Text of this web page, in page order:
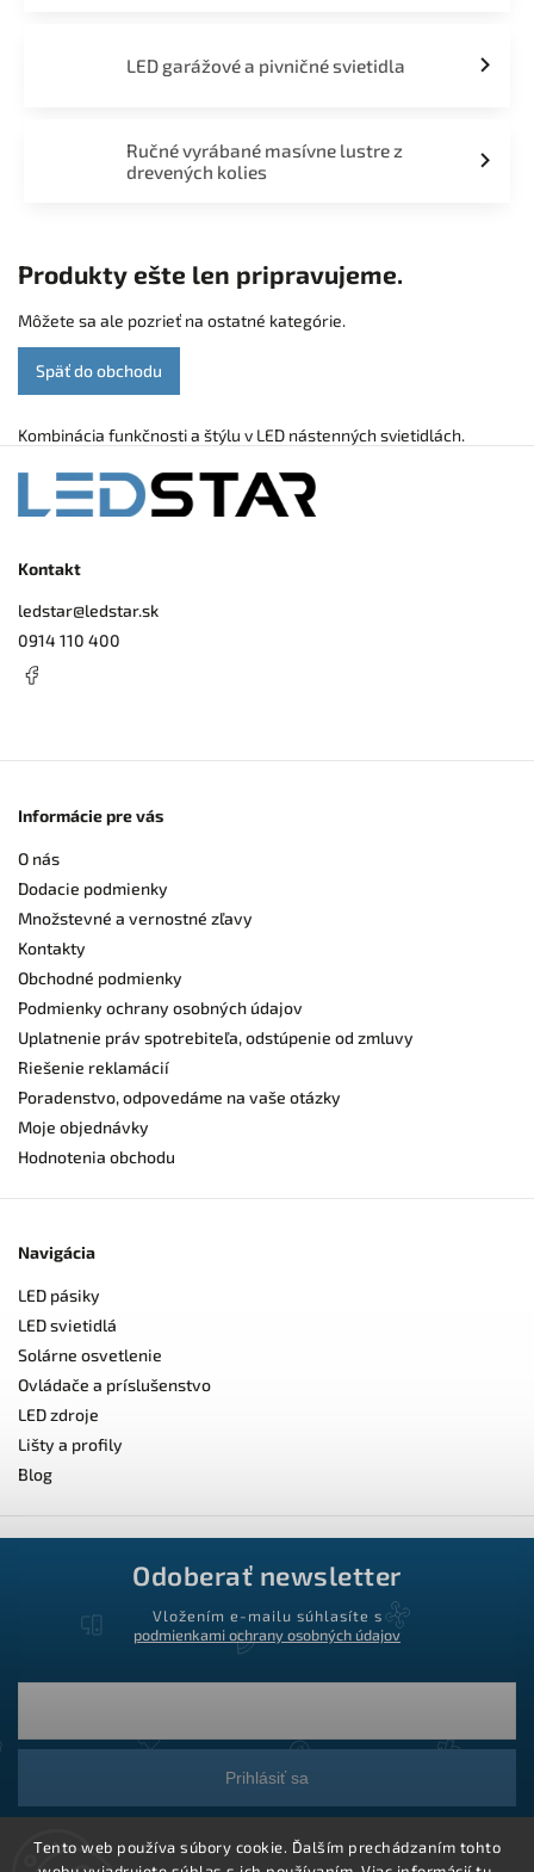
Tento web používa súbory cookie. Ďalším prechádzaním tohto
LED garážové a pivničné svietidla
Ručné vyrábané masívne lustre z
drevených kolies
Produkty ešte len pripravujeme.
Môžete sa ale pozrieť na ostatné kategórie.
Späť do obchodu
Kombinácia funkčnosti a štýlu v LED nástenných svietidlách.
Kontakt
ledstar@ledstar.sk
0914 110 400
Informácie pre vás
O nás
Dodacie podmienky
Množstevné a vernostné zľavy
Kontakty
Obchodné podmienky
Podmienky ochrany osobných údajov
Uplatnenie práv spotrebiteľa, odstúpenie od zmluvy
Riešenie reklamácií
Poradenstvo, odpovedáme na vaše otázky
Moje objednávky
Hodnotenia obchodu
Navigácia
LED pásiky
LED svietidlá
Solárne osvetlenie
Ovládače a príslušenstvo
LED zdroje
Lišty a profily
Blog
Odoberať newsletter
Vložením e-mailu súhlasíte s
podmienkami ochrany osobných údajov
Prihlásiť sa